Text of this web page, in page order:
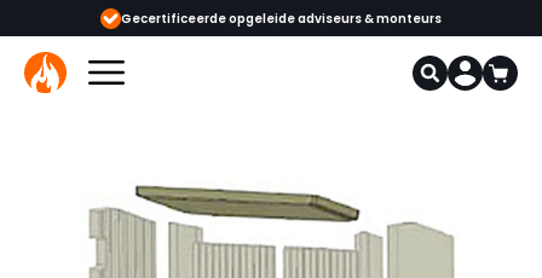
Gecertificeerde opgeleide adviseurs & monteurs 1000+ kachels